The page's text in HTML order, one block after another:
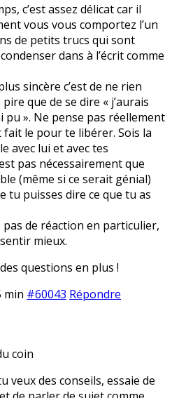
c’est assez délicat car il
vous vous comportez l’un
de petits trucs qui sont
dans à l’écrit comme
sincère c’est de ne rien
que de se dire « j’aurais
pu ». Ne pense pas réellement
fait le pour te libérer. Sois la
avec lui et avec tes
pas nécessairement que
(même si ce serait génial)
tu puisses dire ce que tu as
pas de réaction en particulier,
mieux.
questions en plus !
min #60043 Répondre
coin
veux des conseils, essaie de